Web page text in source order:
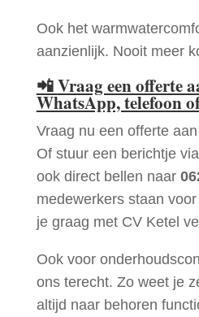
Ook het
aanzienlijk. Nooit meer
📲Vraag een offerte
WhatsApp, telefoon
Vraag nu een offerte
Of stuur een berichtje
ook direct bellen naar
medewerkers staan
je graag met CV Ketel
Ook voor
ons terecht. Zo weet je
altijd naar behoren